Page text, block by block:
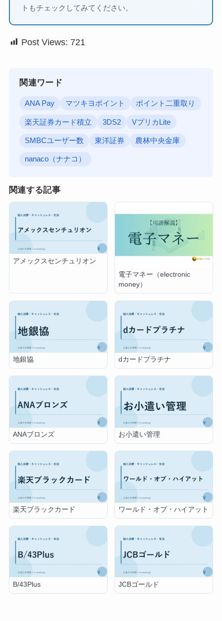
トもチェックしてみてください。
Post Views: 721
関連ワード
ANA Pay マツキヨポイント ポイント二重取り
楽天証券カード積立 3DS2 VプリカLite
SMBCユーザー数 東洋証券 農林中央金庫
nanaco（ナナコ）
関連する記事
アメックスセンチュリオン
電子マネー（electronic
money）
地銀協 dカードプラチナ
ANAブロンズ お小遣い管理
楽天ブラックカード ワールド・オブ・ハイアット
B/43Plus JCBゴールド